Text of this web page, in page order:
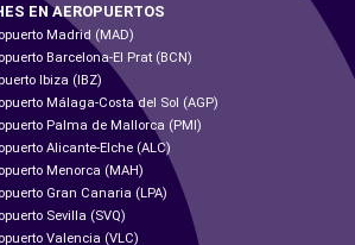
EN AEROPUERTOS
Madrid (MAD)
Barcelona-El Prat (BCN)
Ibiza (IBZ)
Málaga-Costa del Sol (AGP)
Palma de Mallorca (PMI)
Alicante-Elche (ALC)
Menorca (MAH)
Gran Canaria (LPA)
Sevilla (SVQ)
Valencia (VLC)